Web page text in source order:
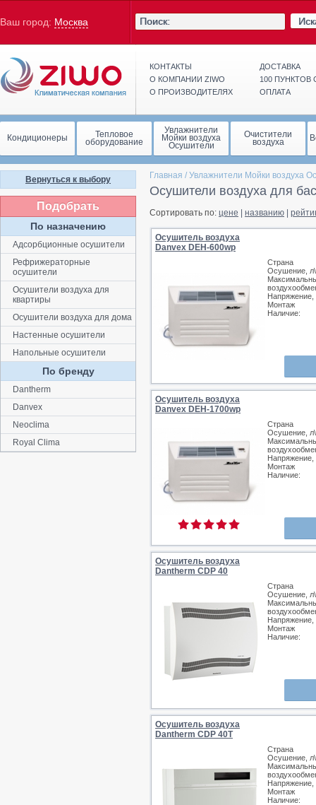
Ваш город: Москва
КОНТАКТЫ
О КОМПАНИИ ZIWO
О ПРОИЗВОДИТЕЛЯХ
ДОСТАВКА
100
ОПЛАТА
Кондиционеры Тепловое
оборудование
Увлажнители
Мойки воздуха
Осушители
Очистители
воздуха
Главная / Увлажнители Мойки воздуха
Осушители воздуха для
Сортировать по: цене названию
Осушитель воздуха
Danvex DEH-600wp
Страна
Осушение,
Напряжение,
Монтаж
Наличие:
Осушитель воздуха
Danvex DEH-1700wp
Страна
Осушение,
Напряжение,
Монтаж
Наличие:
Осушитель воздуха
Dantherm CDP 40
Страна
Осушение,
Напряжение,
Монтаж
Наличие:
Осушитель воздуха
Dantherm CDP 40T
Страна
Осушение,
Напряжение,
Монтаж
Наличие:
Вернуться к выбору
Подобрать
По назначению
Адсорбционные осушители
Рефрижераторные
осушители
Осушители воздуха для
квартиры
Осушители воздуха для дома
Настенные осушители
Напольные осушители
По бренду
Dantherm
Danvex
Neoclima
Royal Clima